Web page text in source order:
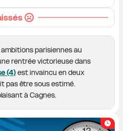
parisiennes au
rentrée victorieuse dans
(4) est invaincu en deux
pas être sous estimé.
à Cagnes.